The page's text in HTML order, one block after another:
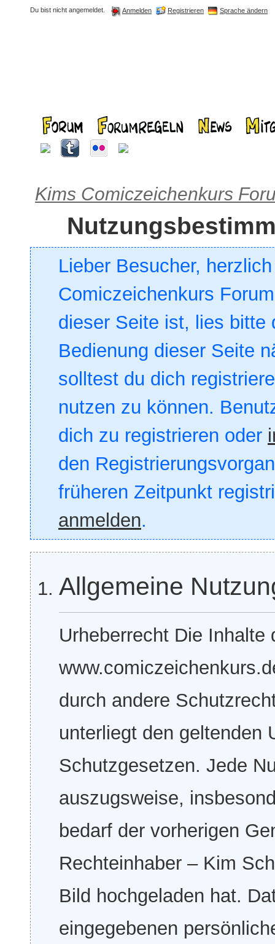
Du bist nicht angemeldet. Anmelden Registrieren Sprache ändern
Kims Comiczeichenkurs
Lieber Besucher,
Comiczeichenkurs
dieser Seite ist, lies bitte
Bedienung dieser Seite
solltest du dich
nutzen zu können.
dich zu registrieren oder
den
früheren Zeitpunkt
anmelden.
Allgemeine
Urheberrecht Die Inhalte
durch andere
unterliegt den geltenden
Schutzgesetzen. Jede
auszugsweise,
bedarf der vorherigen
Rechteinhaber – Kim
Bild hochgeladen hat.
eingegebenen